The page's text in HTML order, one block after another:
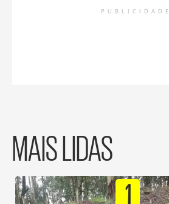
PUBLICIDADE
MAIS LIDAS
1